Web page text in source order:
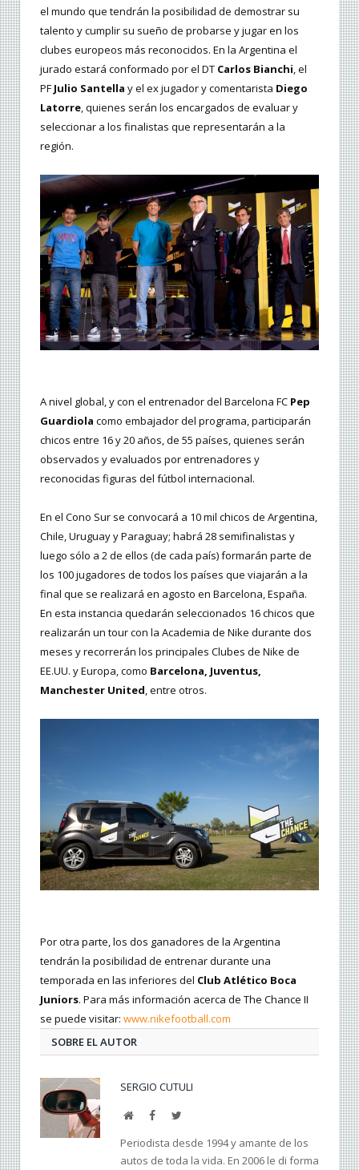
el mundo que tendrán la posibilidad de demostrar su
talento y cumplir su sueño de probarse y jugar en los
clubes europeos más reconocidos. En la Argentina el
jurado estará conformado por el DT Carlos Bianchi , el
PF Julio Santella y el ex jugador y comentarista Diego
Latorre , quienes serán los encargados de evaluar y
seleccionar a los finalistas que representarán a la
región.
A nivel global, y con el entrenador del Barcelona FC Pep
Guardiola como embajador del programa, participarán
chicos entre 16 y 20 años, de 55 países, quienes serán
observados y evaluados por entrenadores y
reconocidas figuras del fútbol internacional.
En el Cono Sur se convocará a 10 mil chicos de Argentina,
Chile, Uruguay y Paraguay; habrá 28 semifinalistas y
luego sólo a 2 de ellos (de cada país) formarán parte de
los 100 jugadores de todos los países que viajarán a la
final que se realizará en agosto en Barcelona, España.
En esta instancia quedarán seleccionados 16 chicos que
realizarán un tour con la Academia de Nike durante dos
meses y recorrerán los principales Clubes de Nike de
EE.UU. y Europa, como Barcelona, Juventus,
Manchester United, entre otros.
Por otra parte, los dos ganadores de la Argentina
tendrán la posibilidad de entrenar durante una
temporada en las inferiores del Club Atlético Boca
Juniors. Para más información acerca de The Chance II
se puede visitar: www.nikefootball.com
SOBRE EL AUTOR
SERGIO CUTULI
Web FacebookTwitter
Periodista desde 1994 y amante de los
autos de toda la vida. En 2006 le di forma